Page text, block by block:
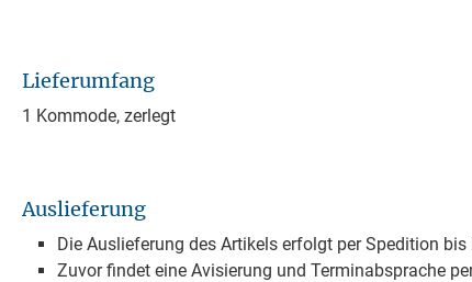
Lieferumfang
1 Kommode, zerlegt
Auslieferung
Die Auslieferung des Artikels erfolgt per Spedition bis
Zuvor findet eine Avisierung und Terminabsprache